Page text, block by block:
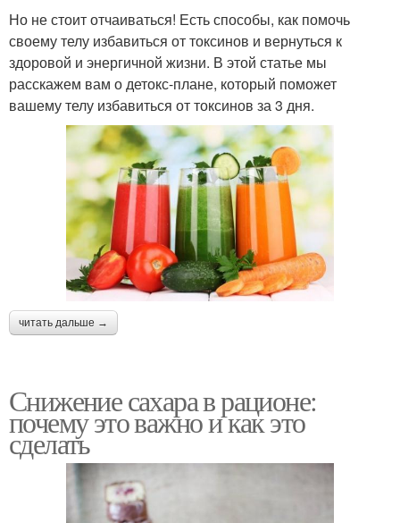
Но не стоит отчаиваться! Есть способы, как помочь
своему телу избавиться от токсинов и вернуться к
здоровой и энергичной жизни. В этой статье мы
расскажем вам о детокс-плане, который поможет
вашему телу избавиться от токсинов за 3 дня.
читать дальше →
Снижение сахара в рационе:
почему это важно и как это
сделать